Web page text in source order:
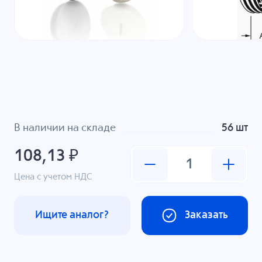
В наличии на складе 56 шт
108,13 ₽
Цена с учетом НДС
Заказать
Ищите аналог?